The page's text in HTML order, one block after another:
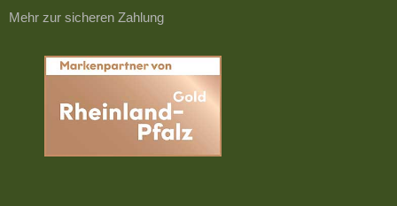
Mehr zur sicheren Zahlung